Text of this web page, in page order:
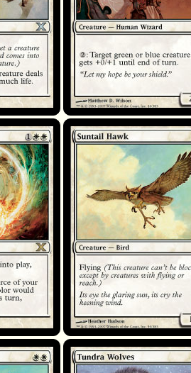
Faucon mordoré
Loups de la toundra